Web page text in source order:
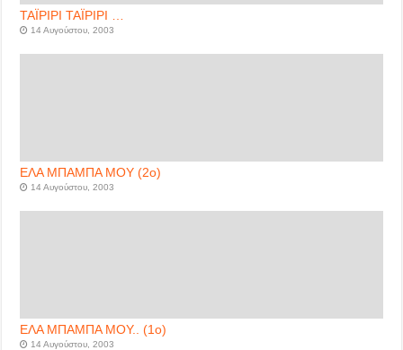
ΤΑΪΡΙΡΙ ΤΑΪΡΙΡΙ …
14 Αυγούστου, 2003
ΕΛΑ ΜΠΑΜΠΑ ΜΟΥ (2ο)
14 Αυγούστου, 2003
ΕΛΑ ΜΠΑΜΠΑ ΜΟΥ.. (1ο)
14 Αυγούστου, 2003